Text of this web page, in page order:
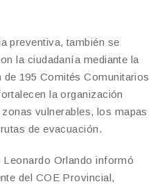
preventiva, también se
la ciudadanía mediante la
195 Comités Comunitarios
la organización
vulnerables, los mapas
de evacuación.
Orlando informó
del COE Provincial,